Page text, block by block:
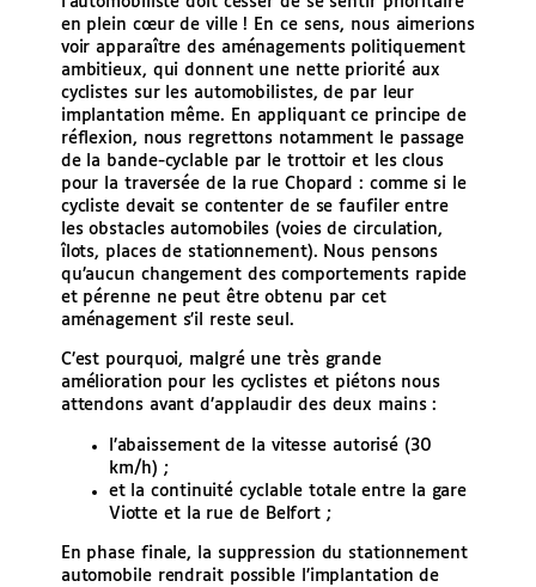
en plein cœur de ville ! En ce sens, nous aimerions
voir apparaître des aménagements politiquement
ambitieux, qui donnent une nette priorité aux
cyclistes sur les automobilistes, de par leur
implantation même. En appliquant ce principe de
réflexion, nous regrettons notamment le passage
de la bande-cyclable par le trottoir et les clous
pour la traversée de la rue Chopard : comme si le
cycliste devait se contenter de se faufiler entre
les obstacles automobiles (voies de circulation,
îlots, places de stationnement). Nous pensons
qu’aucun changement des comportements rapide
et pérenne ne peut être obtenu par cet
aménagement s’il reste seul.
C’est pourquoi, malgré une très grande
amélioration pour les cyclistes et piétons nous
attendons avant d’applaudir des deux mains :
l’abaissement de la vitesse autorisé (30
km/h) ;
et la continuité cyclable totale entre la gare
Viotte et la rue de Belfort ;
En phase finale, la suppression du stationnement
automobile rendrait possible l’implantation de